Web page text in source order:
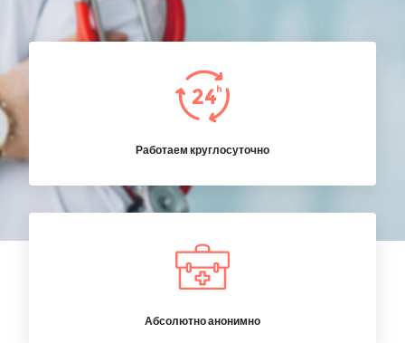
Работаем круглосуточно
Абсолютно анонимно